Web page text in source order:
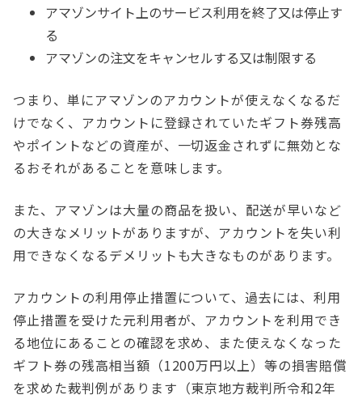
アマゾンサイト上のサービス利用を終了又は停止す
る
アマゾンの注文をキャンセルする又は制限する
つまり、単にアマゾンのアカウントが使えなくなるだ
けでなく、アカウントに登録されていたギフト券残高
やポイントなどの資産が、一切返金されずに無効とな
るおそれがあることを意味します。
また、アマゾンは大量の商品を扱い、配送が早いなど
の大きなメリットがありますが、アカウントを失い利
用できなくなるデメリットも大きなものがあります。
アカウントの利用停止措置について、過去には、利用
停止措置を受けた元利用者が、アカウントを利用でき
る地位にあることの確認を求め、また使えなくなった
ギフト券の残高相当額（1200万円以上）等の損害賠償
を求めた裁判例があります（東京地方裁判所令和2年